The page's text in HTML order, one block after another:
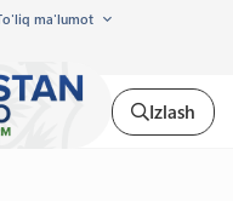
ma'lumot
Izlash